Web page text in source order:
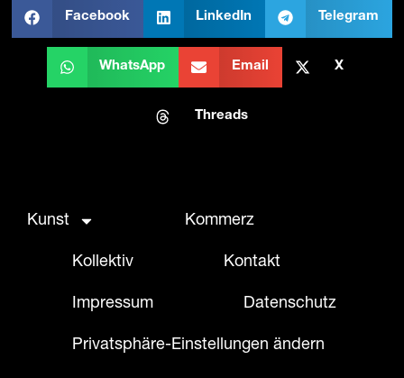
Facebook LinkedIn Telegram
WhatsApp Email X
Threads
Kunst Kommerz
Kollektiv Kontakt
Impressum Datenschutz
Privatsphäre-Einstellungen ändern